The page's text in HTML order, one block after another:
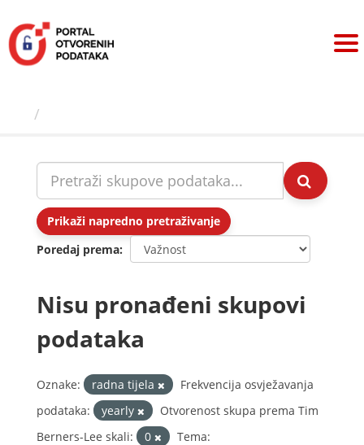
sadržaj
Prikaži napredno pretraživanje
Poredaj prema
Nisu pronađeni skupovi
podataka
Oznake: radna tijela
Frekvencija osvježavanja
podataka:
yearly
Otvorenost skupa prema Tim
Berners-Lee skali:
0
Tema: